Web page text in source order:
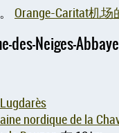
Orange-Caritat机场
des-Neiges-
nordique de la